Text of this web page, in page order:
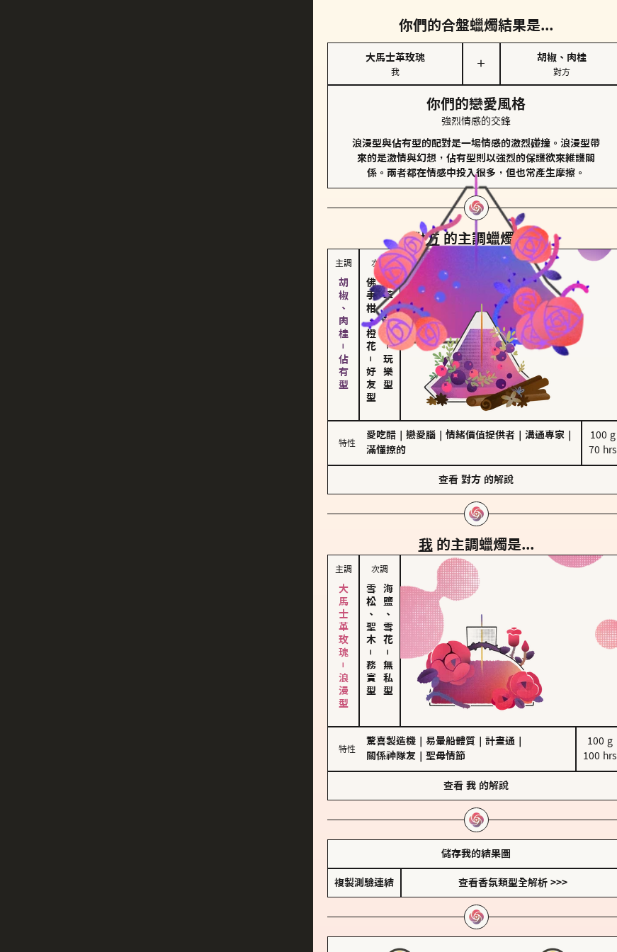
你們的合盤蠟燭結果是...
大馬士革玫瑰
我
＋
胡椒、肉桂
對方
你們的戀愛風格
強烈情感的交鋒
浪漫型與佔有型的配對是一場情感的激烈碰撞。浪漫型帶
來的是激情與幻想，佔有型則以強烈的保護欲來維護關
係。兩者都在情感中投入很多，但也常產生摩擦。
對方 的主調蠟燭是...
主調
胡椒、肉桂－佔有型
次調
佛手柑、橙花
－
好友型
皮革、琥珀
－
玩樂型
特性
愛吃醋 戀愛腦 情緒價值提供者 溝通專家
滿懂撩的
100 g
70 hrs
查看 對方 的解說
我 的主調蠟燭是...
主調
大馬士革玫瑰－浪漫型
次調
雪松、聖木
－
務實型
海鹽、雪花
－
無私型
特性
驚喜製造機 易暈船體質 計畫通
關係神隊友
聖母情節
100 g
100 hrs
查看 我 的解說
儲存我的結果圖
複製測驗連結 查看香氛類型全解析 >>>